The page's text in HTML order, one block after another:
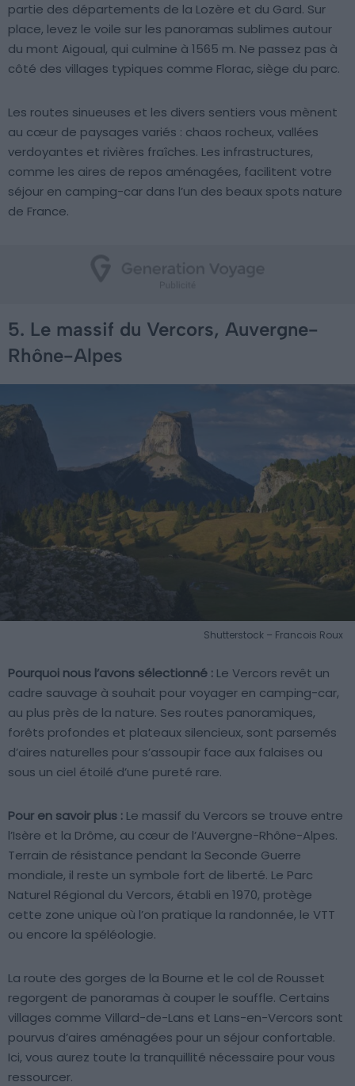
partie des départements de la Lozère et du Gard. Sur
place, levez le voile sur les panoramas sublimes autour
du mont Aigoual, qui culmine à 1565 m. Ne passez pas à
côté des villages typiques comme Florac, siège du parc.
Les routes sinueuses et les divers sentiers vous mènent
au cœur de paysages variés : chaos rocheux, vallées
verdoyantes et rivières fraîches. Les infrastructures,
comme les aires de repos aménagées, facilitent votre
séjour en camping-car dans l’un des beaux spots nature
de France.
5. Le massif du Vercors, Auvergne-
Rhône-Alpes
Shutterstock – Francois Roux
Pourquoi nous l’avons sélectionné : Le Vercors revêt un
cadre sauvage à souhait pour voyager en camping-car,
au plus près de la nature. Ses routes panoramiques,
forêts profondes et plateaux silencieux, sont parsemés
d’aires naturelles pour s’assoupir face aux falaises ou
sous un ciel étoilé d’une pureté rare.
Pour en savoir plus : Le massif du Vercors se trouve entre
l’Isère et la Drôme, au cœur de l’Auvergne-Rhône-Alpes.
Terrain de résistance pendant la Seconde Guerre
mondiale, il reste un symbole fort de liberté. Le Parc
Naturel Régional du Vercors, établi en 1970, protège
cette zone unique où l’on pratique la randonnée, le VTT
ou encore la spéléologie.
La route des gorges de la Bourne et le col de Rousset
regorgent de panoramas à couper le souffle. Certains
villages comme Villard-de-Lans et Lans-en-Vercors sont
pourvus d’aires aménagées pour un séjour confortable.
Ici, vous aurez toute la tranquillité nécessaire pour vous
ressourcer.